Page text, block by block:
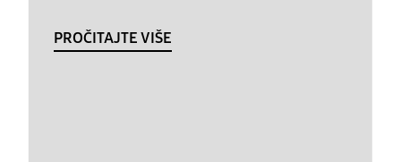
PROČITAJTE VIŠE